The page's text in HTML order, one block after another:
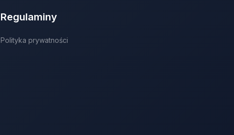
Regulaminy
Polityka prywatności